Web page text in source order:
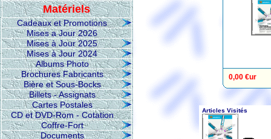
Matériels
Cadeaux et Promotions
Mises a Jour 2026
Mises à Jour 2025
Mises à Jour 2024
Albums Photo
Brochures Fabricants
Bière et Sous-Bocks
Billets - Assignats
Cartes Postales
CD et DVD-Rom - Cotation
Coffre-Fort
Documents
0,00 €ur